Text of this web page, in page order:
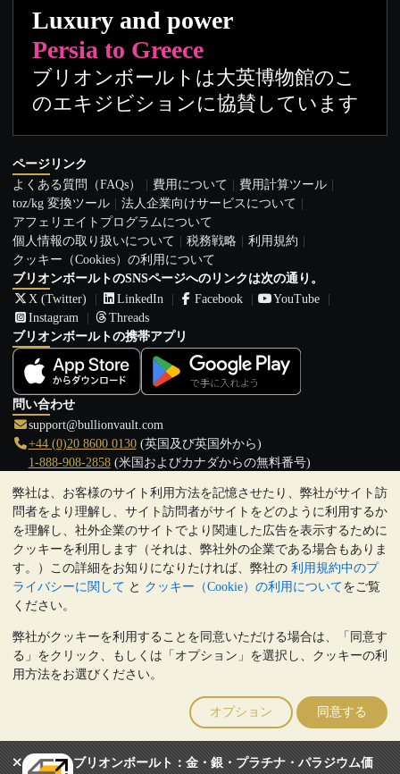
弊社は、お客様のサイト利用方法を記憶させたり、弊社がサイト訪
問者をより理解し、サイト訪問者がサイトをどのように利用するか
を理解し、社外企業のサイトでより関連した広告を表示するために
クッキーを利用します（それは、弊社外の企業である場合もありま
す。）この詳細をお知りになりたければ、弊社の 利用規約中のプ
ライバシーに関して と クッキー（Cookie）の利用についてをご覧
ください。
弊社がクッキーを利用することを同意いただける場合は、「同意す
る」をクリック、もしくは「オプション」を選択し、クッキーの利
用方法をお選びください。
オプション 同意する
ブリオンボールト：金・銀・プラチナ・パラジウム価
Luxury and power
Persia to Greece
ブリオンボールトは大英博物館のこ
のエキジビションに協賛しています
ページリンク
よくある質問（FAQs）
費用について
費用計算ツール
toz/kg 変換ツール
法人企業向けサービスについて
アフェリエイトプログラムについて
個人情報の取り扱いについて
税務戦略
利用規約
クッキー（Cookies）の利用について
ブリオンボールトのSNSページへのリンクは次の通り。
X (Twitter)
LinkedIn Facebook
YouTube
Instagram
Threads
ブリオンボールトの携帯アプリ
問い合わせ
support@bullionvault.com
+44 (0)20 8600 0130(英国及び英国外から)
1-888-908-2858(米国およびカナダからの無料番号)
クリックして通話を開始
営業時間:
9:00～20:30 (英国), 月曜日から金曜日
17:00～2:30（日本時間）, 月曜日から金曜日
Galmarley Ltd T/A BullionVault
3 Shortlands (7th Floor)
London
W6 8DA
United Kingdom
貴金属の価値は下落することもあれば上昇することもありま
す。過去の傾向は、将来の価格の動きを保証するものではありませ
ん。BullionVaultのウェブサイト上、もしくはBullionVaultとのコミ
ュニケーション上のいかなる内容も、投資に関する助言ではありま
せん。顧客は、金及び銀地金を所有することが適切かどうかを判断